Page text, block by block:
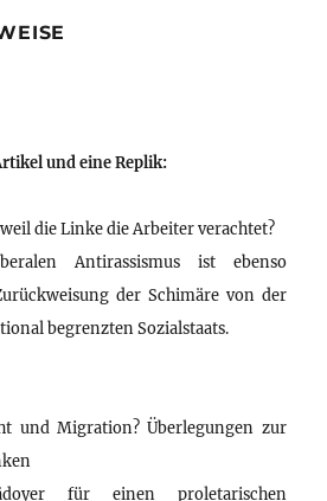
und eine Replik:
die Linke die Arbeiter verachtet?
Antirassismus ist ebenso
der Schimäre von der
begrenzten Sozialstaats.
und Migration? Überlegungen zur
für einen proletarischen